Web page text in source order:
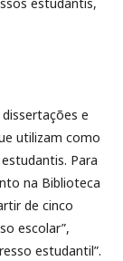
estudantis,
e
utilizam como
Para
na Biblioteca
de cinco
escolar”,
estudantil”.